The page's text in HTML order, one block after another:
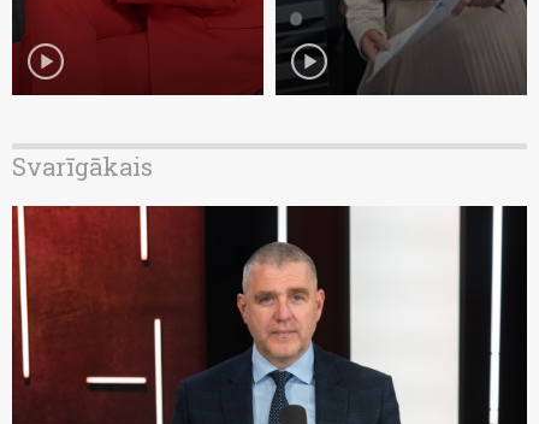
play_circle play_circle
Svarīgākais